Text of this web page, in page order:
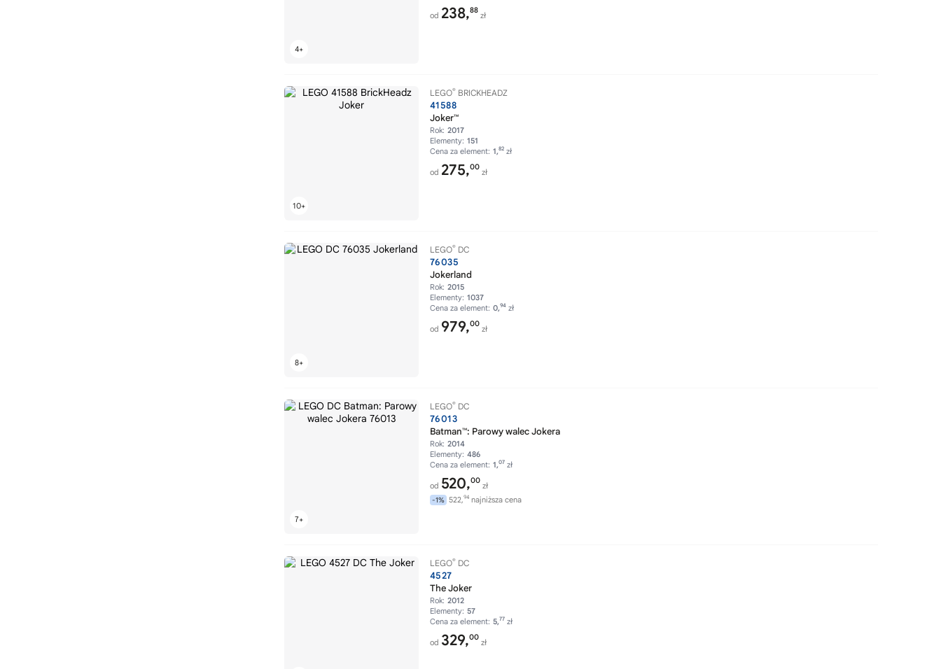
od 238,88
zł
LEGO® BRICKHEADZ
41588
Joker™
Rok: 2017
Elementy: 151
Cena za element: 1,82 zł
od 275,00
zł
LEGO® DC
76035
Jokerland
Rok: 2015
Elementy: 1037
Cena za element: 0,94 zł
od 979,00
zł
LEGO® DC
76013
Batman™: Parowy walec Jokera
Rok: 2014
Elementy: 486
Cena za element: 1,07 zł
od 520,00
zł
-1% 522,94 najniższa cena
LEGO® DC
4527
The Joker
Rok: 2012
Elementy: 57
Cena za element: 5,77 zł
od 329,00
zł